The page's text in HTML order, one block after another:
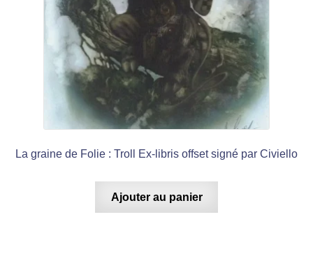
La graine de Folie : Troll Ex-libris offset signé par Civiello
Ajouter au panier